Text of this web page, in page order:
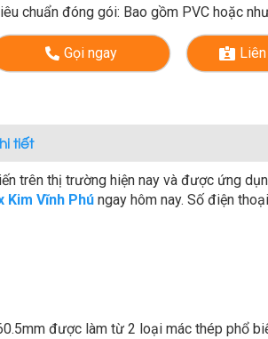
chuẩn đóng gói: Bao gồm PVC hoặc
Gọi ngay
tiết
trên thị trường hiện nay và được ứng
Kim Vĩnh Phú ngay hôm nay. Số điện
được làm từ 2 loại mác thép phổ